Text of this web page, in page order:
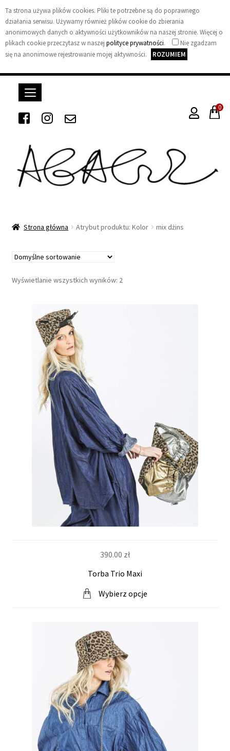
Ta strona używa plików cookies. Pliki te potrzebne są do poprawnego
działania serwisu. Używamy również plików cookie do zbierania
anonimowych danych o aktywności użytkowników na naszej stronie. Więcej o
plikach cookie przeczytasz w naszej polityce prywatności.
Nie zgadzam
się na anonimowe rejestrowanie mojej aktywności.
ROZUMIEM
A
a
u
p
i
n
t
r
n
t
o
w
y
0
Strona główna Atrybut produktu: Kolor mix dżins
Wyświetlanie wszystkich wyników: 2
Wybierz opcje
390.00 zł
Torba Trio Maxi